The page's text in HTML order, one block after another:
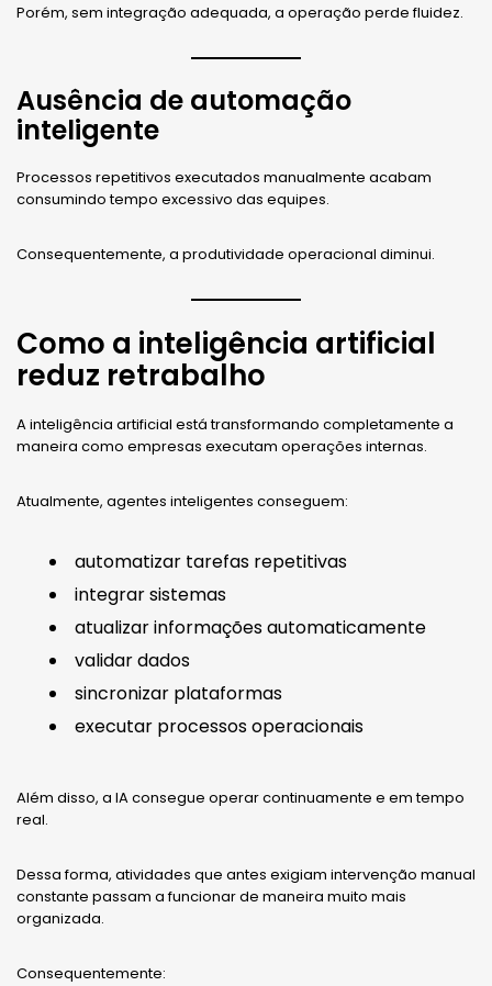
Porém, sem integração adequada, a operação perde fluidez.
Ausência de automação
inteligente
Processos repetitivos executados manualmente acabam
consumindo tempo excessivo das equipes.
Consequentemente, a produtividade operacional diminui.
Como a inteligência artificial
reduz retrabalho
A inteligência artificial está transformando completamente a
maneira como empresas executam operações internas.
Atualmente, agentes inteligentes conseguem:
automatizar tarefas repetitivas
integrar sistemas
atualizar informações automaticamente
validar dados
sincronizar plataformas
executar processos operacionais
Além disso, a IA consegue operar continuamente e em tempo
real.
Dessa forma, atividades que antes exigiam intervenção manual
constante passam a funcionar de maneira muito mais
organizada.
Consequentemente: